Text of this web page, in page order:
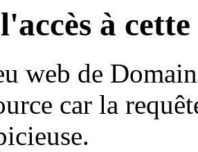
à
web de
car la